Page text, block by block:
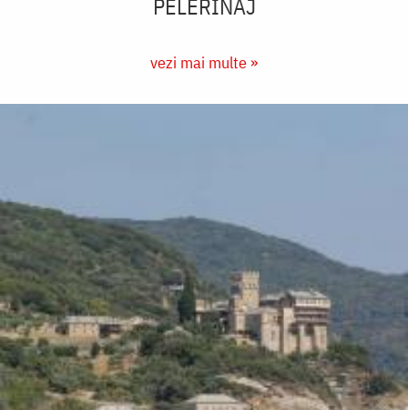
PELERINAJ
vezi mai multe »